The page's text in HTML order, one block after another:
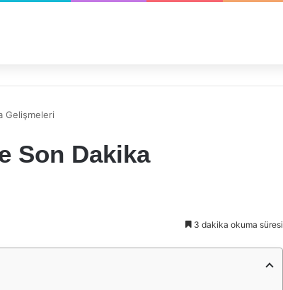
Gelişmeleri
Son Dakika
3 dakika okuma süresi